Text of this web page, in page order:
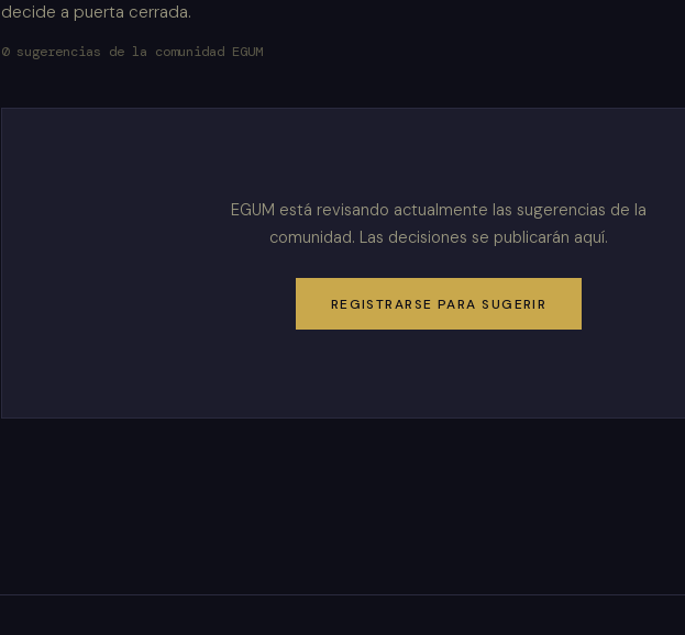
decide a puerta cerrada.
0 sugerencias de la comunidad EGUM
EGUM está revisando actualmente las sugerencias de la
comunidad. Las decisiones se publicarán aquí.
REGISTRARSE PARA SUGERIR